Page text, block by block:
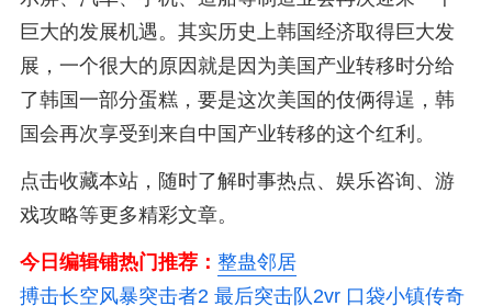
巨大的发展机遇。其实历史上韩国经济取得巨大发
展，一个很大的原因就是因为美国产业转移时分给
了韩国一部分蛋糕，要是这次美国的伎俩得逞，韩
国会再次享受到来自中国产业转移的这个红利。
点击收藏本站，随时了解时事热点、娱乐咨询、游
戏攻略等更多精彩文章。
今日编辑铺热门推荐： 整蛊邻居
搏击长空风暴突击者2 最后突击队2vr 口袋小镇传奇